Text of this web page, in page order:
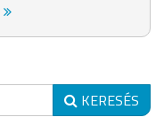
KERESÉS